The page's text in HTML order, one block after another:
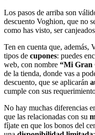
Los pasos de arriba son
descuento Voghion, que no
como has visto, ser
Ten en cuenta que, además,
tipos de cupones: puedes
web, con nombre “Mi Gran
de la tienda, donde vas a
descuento, que se aplicarán
cumple con sus
No hay muchas diferencias
que las relacionadas con su
fíjate en que los bonos del